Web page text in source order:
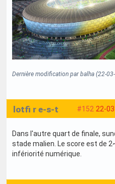
Dernière modification par balha (22-
#152 22-
lotfi r e-s-t
Dans l'autre quart de finale,
stade malien. Le score est de
infériorité numérique.